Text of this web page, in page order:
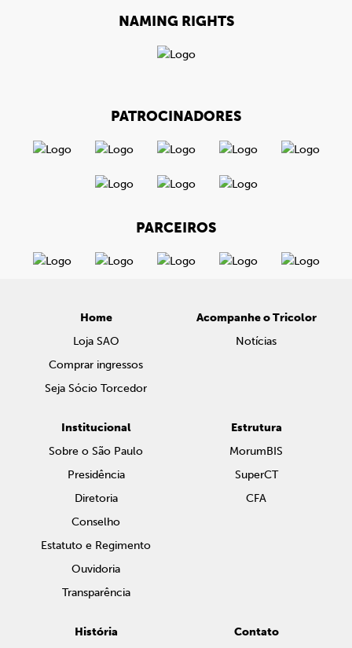
NAMING RIGHTS
PATROCINADORES
PARCEIROS
Home
Loja SAO
Comprar ingressos
Seja Sócio Torcedor
Acompanhe o Tricolor
Notícias
Institucional
Sobre o São Paulo
Presidência
Diretoria
Conselho
Estatuto e Regimento
Ouvidoria
Transparência
Estrutura
MorumBIS
SuperCT
CFA
História Contato